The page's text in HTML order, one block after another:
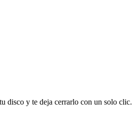
disco y te deja cerrarlo con un solo clic.